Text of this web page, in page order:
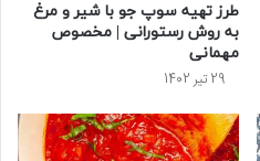
طرز تهیه سوپ جو با شیر و مرغ
به روش رستورانی | مخصوص
مهمانی
29 تیر 1402